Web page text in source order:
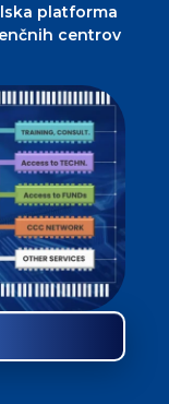
platforma
centrov